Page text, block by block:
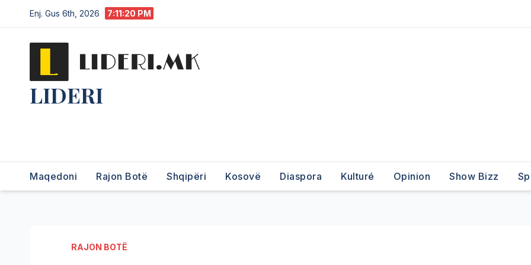
Enj. Gus 6th, 2026 7:11:20 PM
LIDERI
Maqedoni Rajon Botë Shqipëri Kosovë Diaspora Kulturé Opinion Show Bizz
RAJON BOTË